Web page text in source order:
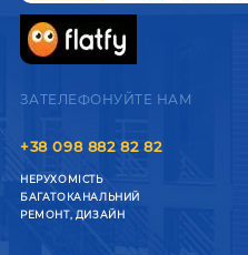
ЗАТЕЛЕФОНУЙТЕ НАМ
+38 098 882 82 82
НЕРУХОМІСТЬ
БАГАТОКАНАЛЬНИЙ
РЕМОНТ, ДИЗАЙН